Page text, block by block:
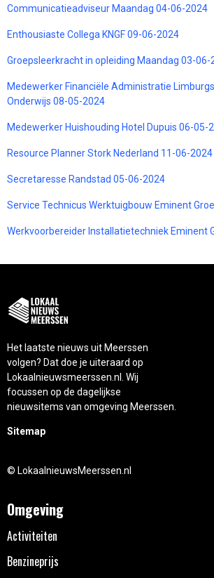
Communicatieadviseur Maandag 04-06-2024
Enthousiaste Collega KNGF 09-06-2024
Groepsleerkracht in opleiding Maandag 03-06-
Medewerker Financiële Administratie
Onderwijs 08-05-2024
Medewerker Huishouding Hotel Dupuis 06-05-
Resource Planner Stork Nederland 11-06-2024
Secretaresse Randstad 05-06-2024
Service Technicus Werktuigbouw Eminent
Werkvoorbereider Installatietechniek Eminent
Het laatste nieuws uit Meerssen
volgen? Dat doe je uiteraard op
Lokaalnieuwsmeerssen.nl. Wij
focussen op de dagelijkse
nieuwsitems van omgeving Meerssen.
Sitemap
© LokaalnieuwsMeerssen.nl
Omgeving
Activiteiten
Benzineprijs